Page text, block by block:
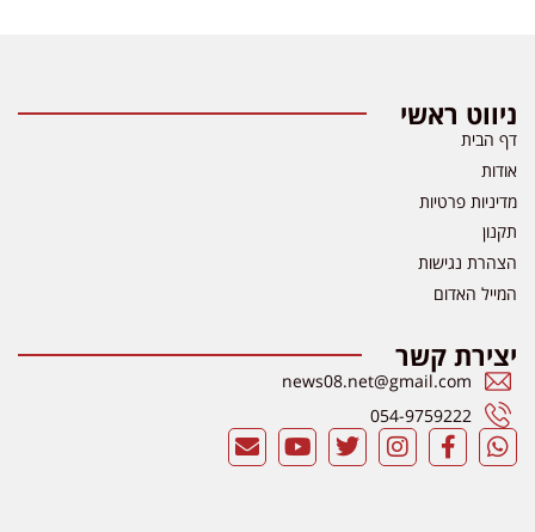
ניווט ראשי
דף הבית
אודות
מדיניות פרטיות
תקנון
הצהרת נגישות
המייל האדום
יצירת קשר
news08.net@gmail.com
054-9759222